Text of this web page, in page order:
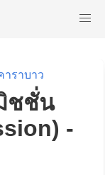
าราบาว
ชชั่น
-